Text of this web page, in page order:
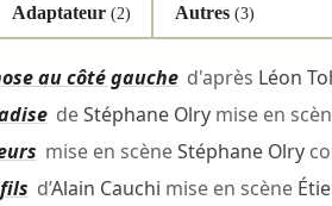
Adaptateur (2) Autres(3)
au côté gauched'après Léon
deStéphane Olrymise en
mise en scèneStéphane Olry
d’Alain Cauchi mise en scène